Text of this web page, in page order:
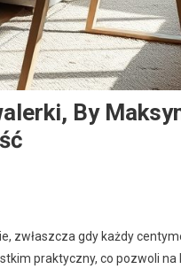
By
zwłaszcza gdy każdy
praktyczny, co pozwoli